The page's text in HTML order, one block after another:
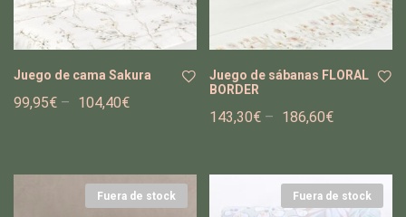
Juego de cama Sakura
99,95€ – 104,40€
la
Juego de sábanas FLORAL
BORDER
143,30€ – 186,60€
la
Fuera de stock Fuera de stock